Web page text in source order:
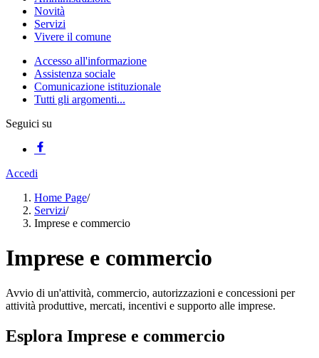
Novità
Servizi
Vivere il comune
Accesso all'informazione
Assistenza sociale
Comunicazione istituzionale
Tutti gli argomenti...
Seguici su
Accedi
Home Page/
Servizi/
Imprese e commercio
Imprese e commercio
Avvio di un'attività, commercio, autorizzazioni e concessioni per
attività produttive, mercati, incentivi e supporto alle imprese.
Esplora Imprese e commercio